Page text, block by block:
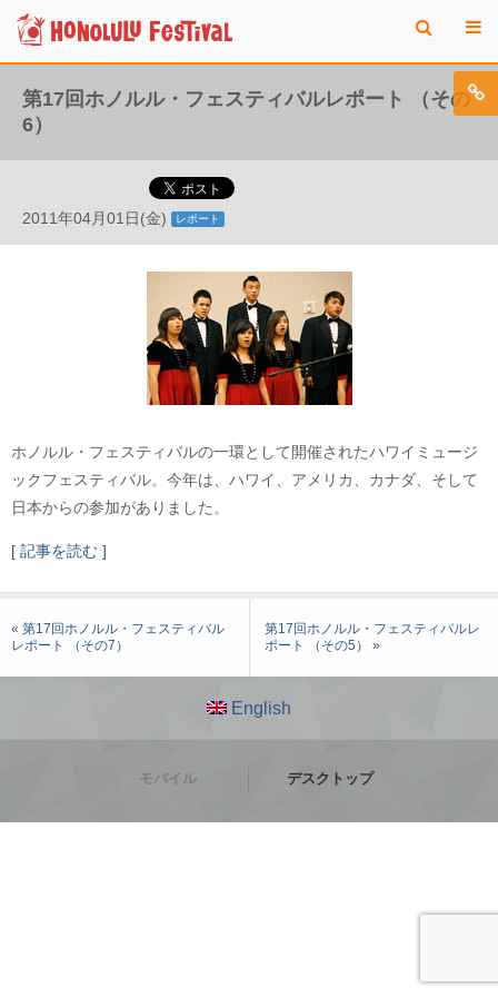
第17回ホノルル・フェスティバルレポート （その
6）
2011年04月01日(金) レポート
ホノルル・フェスティバルの一環として開催されたハワイミュージ
ックフェスティバル。今年は、ハワイ、アメリカ、カナダ、そして
日本からの参加がありました。
[ 記事を読む ]
« 第17回ホノルル・フェスティバル
レポート （その7）
第17回ホノルル・フェスティバルレ
ポート （その5） »
English
モバイル デスクトップ